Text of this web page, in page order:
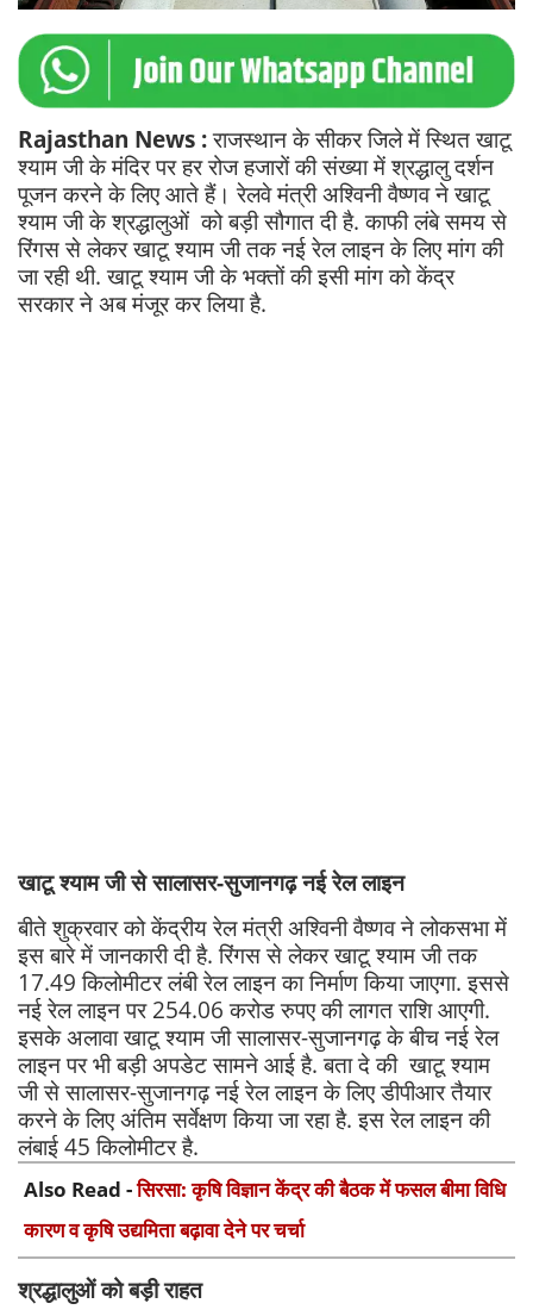
Rajasthan News :राजस्थान के सीकर जिले में स्थित खाटू
श्याम जी के मंदिर पर हर रोज हजारों की संख्या में श्रद्धालु दर्शन
पूजन करने के लिए आते हैं। रेलवे मंत्री अश्विनी वैष्णव ने खाटू
श्याम जी के श्रद्धालुओं को बड़ी सौगात दी है. काफी लंबे समय से
रिंगस से लेकर खाटू श्याम जी तक नई रेल लाइन के लिए मांग की
जा रही थी. खाटू श्याम जी के भक्तों की इसी मांग को केंद्र
सरकार ने अब मंजूर कर लिया है.
खाटू श्याम जी से सालासर-सुजानगढ़ नई रेल लाइन
बीते शुक्रवार को केंद्रीय रेल मंत्री अश्विनी वैष्णव ने लोकसभा में
इस बारे में जानकारी दी है. रिंगस से लेकर खाटू श्याम जी तक
17.49 किलोमीटर लंबी रेल लाइन का निर्माण किया जाएगा. इससे
नई रेल लाइन पर 254.06 करोड रुपए की लागत राशि आएगी.
इसके अलावा खाटू श्याम जी सालासर-सुजानगढ़ के बीच नई रेल
लाइन पर भी बड़ी अपडेट सामने आई है. बता दे की खाटू श्याम
जी से सालासर-सुजानगढ़ नई रेल लाइन के लिए डीपीआर तैयार
करने के लिए अंतिम सर्वेक्षण किया जा रहा है. इस रेल लाइन की
लंबाई 45 किलोमीटर है.
Also Read -सिरसा: कृषि विज्ञान केंद्र की बैठक में फसल बीमा विधि
कारण व कृषि उद्यमिता बढ़ावा देने पर चर्चा
श्रद्धालुओं को बड़ी राहत